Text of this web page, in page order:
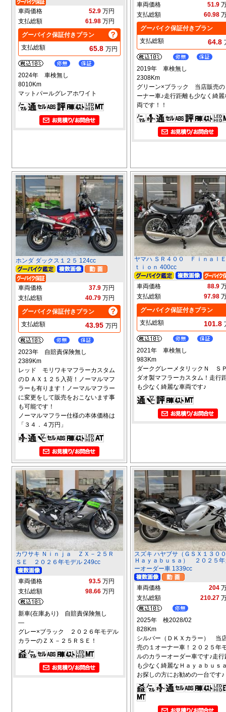
車両価格 52.9 万円
支払総額
61.98 万円
グーバイク保証付きプラン
支払総額
65.8 万円
2024年 車検無し
8010Km
マットパールグレアホワイト
車両価格 51.9
支払総額
60.98
グーバイク保証付きプラン
支払総額
64.8
2019年 車検無し
2308Km
グリーン×ブラック 当店販売の
ーナー車♪走行距離も少なく綺麗
両です！！
ホンダ ダックス１２５ 124cc
車両価格 37.9 万円
支払総額
40.79 万円
グーバイク保証付きプラン
支払総額
43.95 万円
2023年 自賠責保険無し
2389Km
レッド モリワキマフラーカスタム
のＤＡＸ１２５入荷！ノーマルマフ
ラーも有ります！ノーマルマフラー
に変更をして販売をおこないます事
も可能です！
ノーマルマフラー仕様の本体価格は
「３４．４万円」
ヤマハ ＳＲ４００ Ｆｉｎａｌ
ｔｉｏｎ 400cc
車両価格 88.9
支払総額
97.98
グーバイク保証付きプラン
支払総額
101.8
2021年 車検無し
983Km
ダークグレーメタリックＮ Ｓ
ダオ製マフラーカスタム！走行
も少なく綺麗な車両です♪
カワサキ Ｎｉｎｊａ ＺＸ－２５Ｒ
ＳＥ ２０２６年モデル 249cc
車両価格 93.5 万円
支払総額
98.66 万円
新車(在庫あり) 自賠責保険無し
―
グレー×ブラック ２０２６年モデル
カラーのＺＸ－２５ＲＳＥ！
スズキ ハヤブサ（ＧＳＸ１３
Ｈａｙａｂｕｓａ） ２０２５年
ーオーダー車 1339cc
車両価格 204
支払総額
210.27
2025年 検2028/02
828Km
シルバー（ＤＫＸカラー） 当
売の１オーナー車！２０２５年
ルのカラーオーダー車です♪走行
も少なく綺麗なＨａｙａｂｕｓ
お探しの方にお勧めの一台です♪